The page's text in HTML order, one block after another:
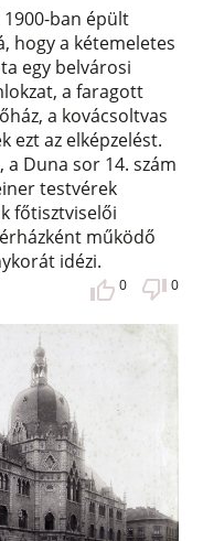
1900-ban épült
hogy a kétemeletes
egy belvárosi
a faragott
a kovácsoltvas
ezt az elképzelést.
Duna sor 14. szám
testvérek
főtisztviselői
működő
idézi.
0 0